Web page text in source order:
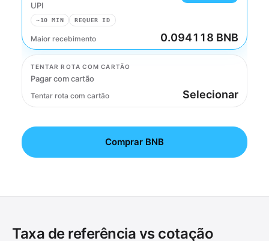
UPI
~10 MIN REQUER ID
Maior recebimento 0.094118 BNB
UPI
TENTAR ROTA COM CARTÃO
Pagar com cartão
Tentar rota com cartão Selecionar
Comprar BNB
Taxa de referência vs cotação